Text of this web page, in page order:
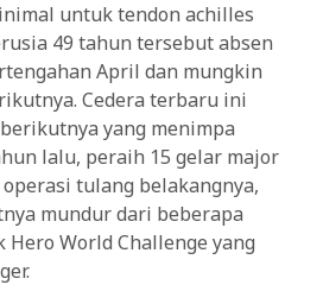
untuk tendon achilles
49 tahun tersebut absen
April dan mungkin
Cedera terbaru ini
yang menimpa
lalu, peraih 15 gelar major
tulang belakangnya,
mundur dari beberapa
World Challenge yang